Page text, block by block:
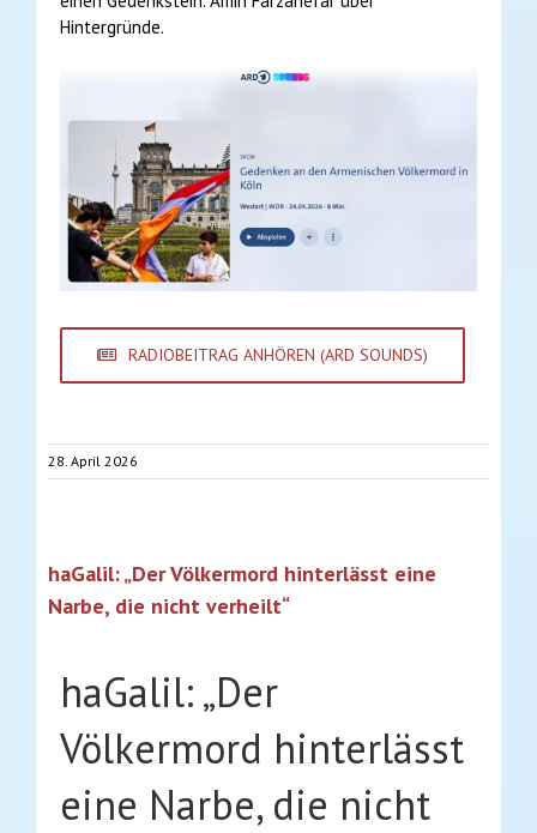
Hintergründe.
RADIOBEITRAG ANHÖREN (ARD SOUNDS)
28. April 2026
haGalil: „Der Völkermord hinterlässt eine
Narbe, die nicht verheilt“
haGalil: „Der
Völkermord hinterlässt
eine Narbe, die nicht